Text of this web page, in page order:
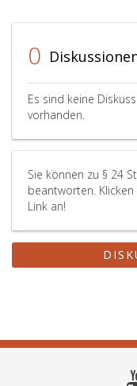
0
Es sind keine
vorhanden.
Sie können zu § 24
beantworten.
Link an!